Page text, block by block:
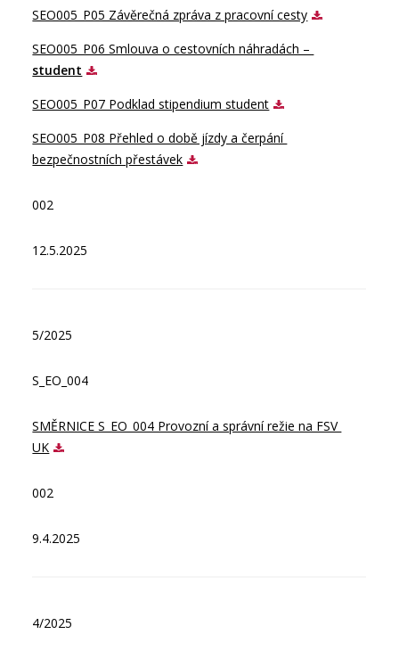
SEO005_P05 Závěrečná zpráva z pracovní cesty
SEO005_P06 Smlouva o cestovních náhradách –
student
SEO005_P07 Podklad stipendium student
SEO005_P08 Přehled o době jízdy a čerpání
bezpečnostních přestávek
002
12.5.2025
5/2025
S_EO_004
SMĚRNICE S_EO_004 Provozní a správní režie na FSV
UK
002
9.4.2025
4/2025